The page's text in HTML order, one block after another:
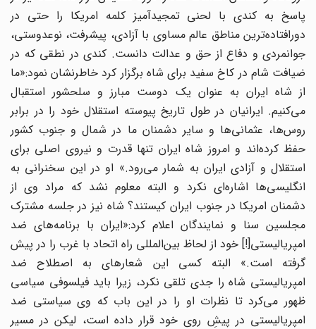
پاسخ به کندی با لحنی تمجیدآمیز کلمه امریکا را حتی در
دورافتاده‌ترین مناطق عالم مساوی با آزادی، پیشرفت، نوعدوستی،
جوانمردی و دفاع از حق و عدالت دانست. کندی در نطقی که در
ضیافت شام در کاخ سفید برای شاه برگزار کرد خاطرنشان نمود:«ما
از شاه ایران به عنوان یک دوست مبارز و سلحشور استقبال
می‌کنیم. ایرانیان در طول تاریخ پیوسته استقلال خود را در برابر
روس‌ها، عثمانی‌ها و سایر دشمنان ما در شمال و جنوب کشور
حفظ کرده‌اند و امروز شاه ایران تنها قدرت و نیروی اصلی برای
استقلال و آزادی ایران به شمار می‌رود.» او در این سخنرانی به
انگلیسی‌ها اشاره‌ای نکرد و البته معلوم نشد که مراد وی از
دشمنان امریکا در جنوب ایران کیستند؟ شاه نیز در جلسه مشترک
مجلسین سنا و نمایندگان اعلام کرد:«ایران با برنامه‌های ضد
امپریالیستی[!] خود از لحاظ بین‌المللی راه اتحاد با غرب را در پیش
گرفته است.» البته کسی این شعارهای به اصطلاح ضد
امپریالیستی شاه را جدی تلقی نکرد، زیرا باید فیلسوفی سیاسی
ظهور می‌کرد تا نظرات او را در این باب که وی سیاستی ضد
امپریالیستی در پیشِ روی خود قرار داده است، لیکن در مسیر